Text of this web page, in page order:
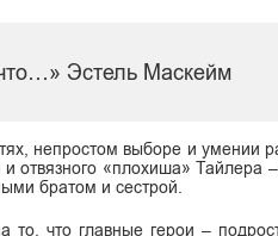
Эстель Маскейм
непростом выборе и умении
отвязного «плохиша» Тайлера
братом и сестрой.
что главные герои –